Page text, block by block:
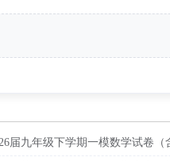
届九年级下学期一模数学试卷（